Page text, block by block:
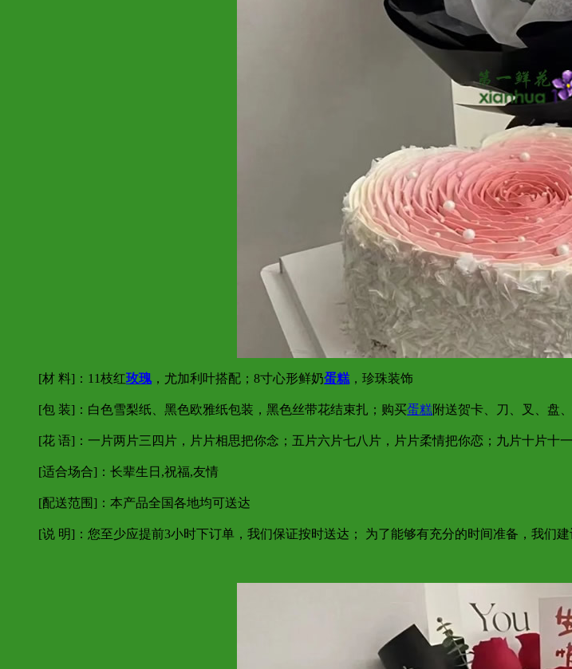
[材 料]：11枝红玫瑰，尤加利叶搭配；8寸心形鲜奶蛋糕 ，珍珠装饰
[包 装]：白色雪梨纸、黑色欧雅纸包装，黑色丝带花结束扎；购买蛋糕附送贺卡、刀、叉、盘
[花 语]：一片两片三四片，片片相思把你念；五片六片七八片，片片柔情把你恋；九片十片十
[适合场合]：长辈生日,祝福,友情
[配送范围]：本产品全国各地均可送达
[说 明]：您至少应提前3小时下订单，我们保证按时送达； 为了能够有充分的时间准备，我们建